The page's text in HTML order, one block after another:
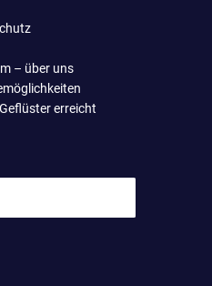
– über uns
erreicht